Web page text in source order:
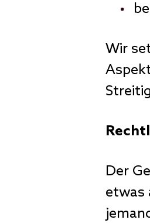
Wir
Der
etwas